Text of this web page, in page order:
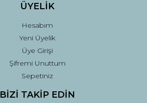
ÜYELİK
Hesabım
Yeni Üyelik
Üye Girişi
Şifremi Unuttum
Sepetiniz
BİZİ TAKİP EDİN